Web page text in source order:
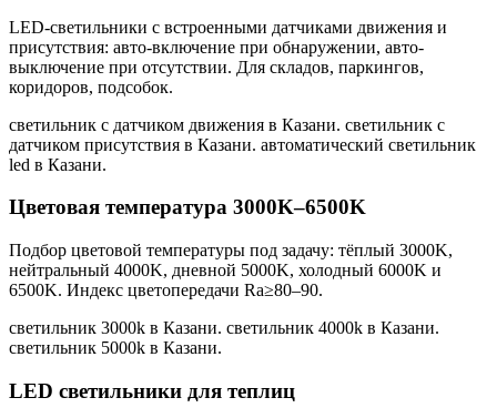
LED-светильники с встроенными датчиками движения и
присутствия: авто-включение при обнаружении, авто-
выключение при отсутствии. Для складов, паркингов,
коридоров, подсобок.
светильник с датчиком движения в Казани. светильник с
датчиком присутствия в Казани. автоматический светильник
led в Казани.
Цветовая температура 3000K–6500K
Подбор цветовой температуры под задачу: тёплый 3000K,
нейтральный 4000K, дневной 5000K, холодный 6000K и
6500K. Индекс цветопередачи Ra≥80–90.
светильник 3000k в Казани. светильник 4000k в Казани.
светильник 5000k в Казани.
LED светильники для теплиц